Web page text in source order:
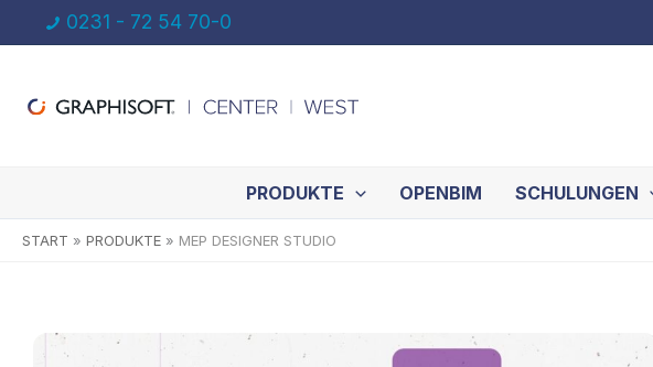
Inhalt
0231 - 72 54 70-0
PRODUKTE OPENBIM SCHULUNGEN
START PRODUKTE MEP DESIGNER STUDIO